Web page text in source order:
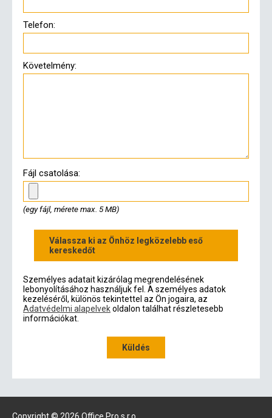
Telefon:
Követelmény:
Fájl csatolása:
(egy fájl, mérete max. 5 MB)
Válassza ki az Önhöz legközelebb eső
kereskedőt
Személyes adatait kizárólag megrendelésének
lebonyolításához használjuk fel. A személyes adatok
kezeléséről, különös tekintettel az Ön jogaira, az
Adatvédelmi alapelvekoldalon találhat részletesebb
információkat.
Küldés